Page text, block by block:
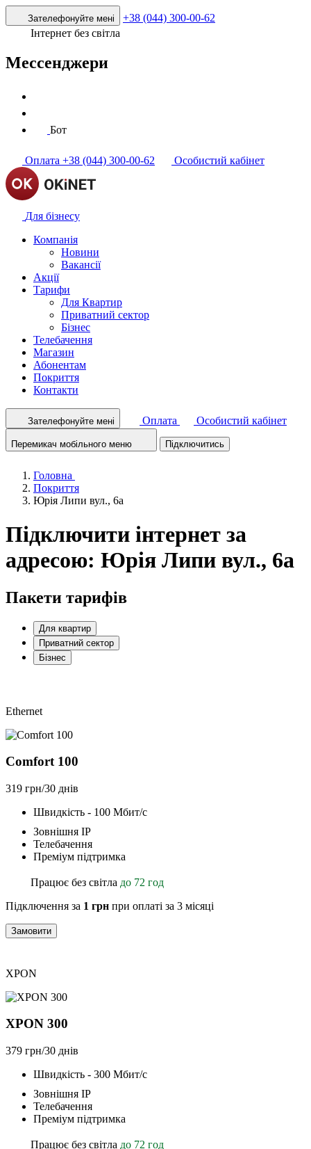
Зателефонуйте мені
+38 (044) 300-00-62
Інтернет без світла
Мессенджери
Бот
Оплата +38 (044) 300-00-62 Особистий кабінет
Для бізнесу
Компанія
Новини
Вакансії
Акції
Тарифи
Для Квартир
Приватний сектор
Бізнес
Телебачення
Магазин
Абонентам
Покриття
Контакти
Зателефонуйте мені Оплата Особистий кабінет
Перемикач мобільного меню Підключитись
Головна
Покриття
Юрія Липи вул., 6а
Підключити інтернет за
адресою: Юрія Липи вул., 6а
Пакети тарифів
Для квартир
Приватний сектор
Бізнес
Ethernet
Comfort 100
319 грн/30 днів
Швидкість - 100 Мбит/с
Зовнішня ІР
Телебачення
Преміум підтримка
Працює без світла до 72 год
Підключення за 1 грн при оплаті за 3 місяці
Замовити
XPON
XPON 300
379 грн/30 днів
Швидкість - 300 Мбит/с
Зовнішня ІР
Телебачення
Преміум підтримка
Працює без світла до 72 год